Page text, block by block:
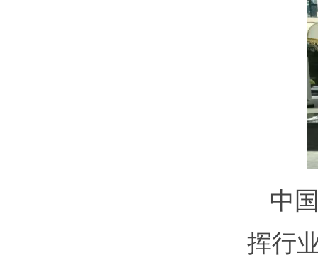
中
挥行